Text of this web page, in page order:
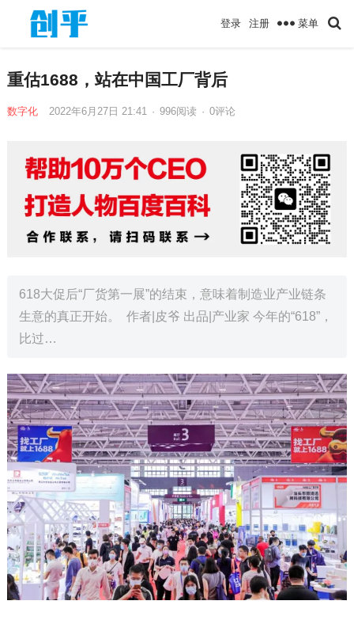
登录 注册 菜单
重估1688，站在中国工厂背后
数字化 2022年6月27日 21:41 · 996阅读 · 0评论
​618大促后“厂货第一展”的结束，意味着制造业产业链条
生意的真正开始。 作者|皮爷 出品|产业家 今年的“618”，
比过…